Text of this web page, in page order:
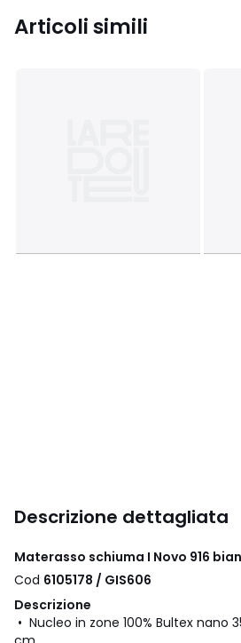
Articoli simili
Descrizione dettagliata
Materasso schiuma I Novo 916
Cod 6105178 / GIS606
Descrizione
• Nucleo in zone 100% Bultex nano